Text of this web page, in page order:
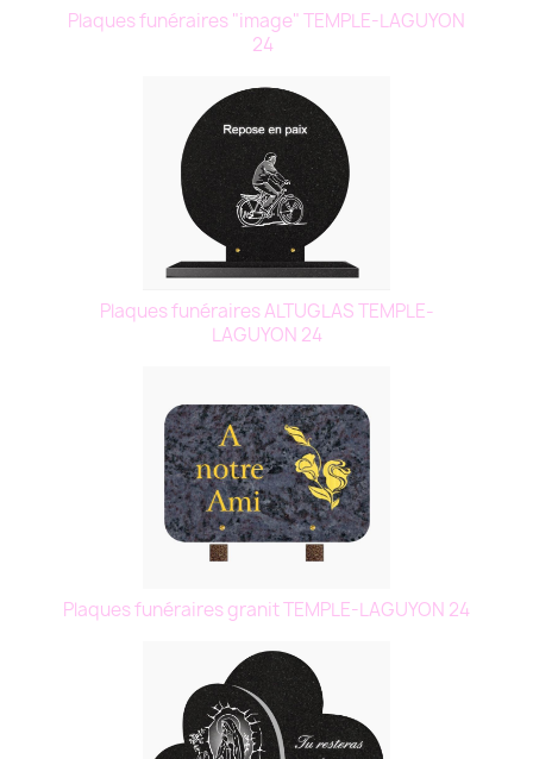
Plaques funéraires "image" TEMPLE-LAGUYON
24
Plaques funéraires ALTUGLAS TEMPLE-
LAGUYON 24
Plaques funéraires granit TEMPLE-LAGUYON 24